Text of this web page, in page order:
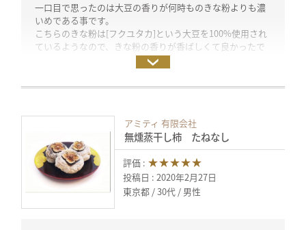
「たねなし」だったので調理も手軽にできました。
主人も私もクリームチーズと合わせる食べ方が気に入りま
した。また作って見たいと思います。
投稿日：2020年3月4日（試食モニター）
一口目で思ったのは大豆の香りが何時ものきな粉よりも濃
いめである事です。
こちらのきな粉は[フクユタカ]という大豆を100%使用され
ているようなので、きな粉の香りが香ばしくて良かったで
味も豆の味そのもので美味しいです。
・グラノーラ
・お餅：１個(やや水多め)
・スムージ：１包
こちら６つを使用してみました。
アミティ 有限会社
無燻蒸干し柿 たねなし
評価 : ★★★★★
投稿日 : 2020年2月27日
東京都
30代 男性